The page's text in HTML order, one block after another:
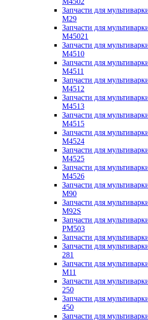
Запчасти для
M29
Запчасти для
M45021
Запчасти для
M4510
Запчасти для
M4511
Запчасти для
M4512
Запчасти для
M4513
Запчасти для
M4515
Запчасти для
M4524
Запчасти для
M4525
Запчасти для
M4526
Запчасти для
M90
Запчасти для
M92S
Запчасти для
PM503
Запчасти для
Запчасти для
281
Запчасти для
M11
Запчасти для
250
Запчасти для
450
Запчасти для